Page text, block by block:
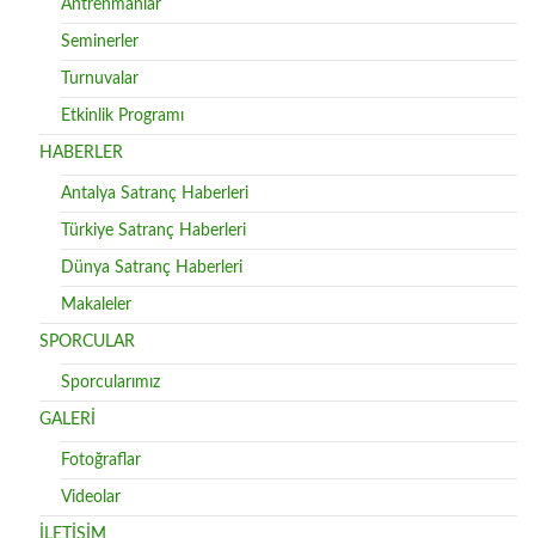
Antrenmanlar
Seminerler
Turnuvalar
Etkinlik Programı
HABERLER
Antalya Satranç Haberleri
Türkiye Satranç Haberleri
Dünya Satranç Haberleri
Makaleler
SPORCULAR
Sporcularımız
GALERİ
Fotoğraflar
Videolar
İLETİŞİM